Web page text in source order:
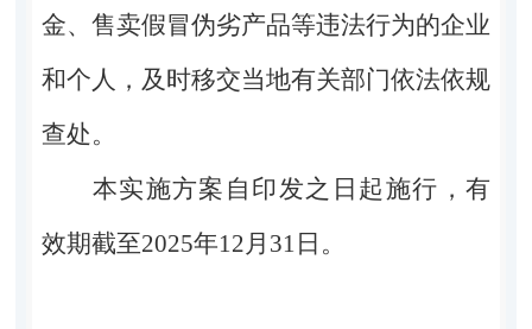
金、售卖假冒伪劣产品等违法行为的企业
和个人，及时移交当地有关部门依法依规
查处。
本实施方案自印发之日起施行，有
效期截至2025年12 月 31 日。